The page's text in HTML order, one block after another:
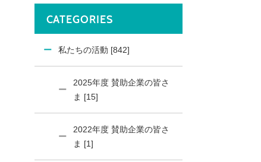
CATEGORIES
私たちの活動 [842]
2025年度 賛助企業の皆さ
ま [15]
2022年度 賛助企業の皆さ
ま [1]